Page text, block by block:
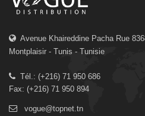
Avenue Khaireddine Pacha Rue
Montplaisir - Tunis - Tunisie
Tél.: (+216) 71 950 686
Fax: (+216) 71 950 894
vogue@topnet.tn